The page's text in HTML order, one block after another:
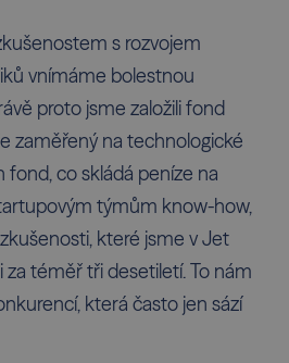
s rozvojem
vnímáme bolestnou
proto jsme založili fond
zaměřený na technologické
fond, co skládá peníze na
týmům know-how,
které jsme v Jet
za téměř tři desetiletí. To nám
která často jen sází